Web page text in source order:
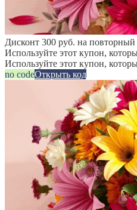
Дисконт 300 руб. на повторный
Используйте этот купон,
Используйте этот купон,
no codeОткрыть код